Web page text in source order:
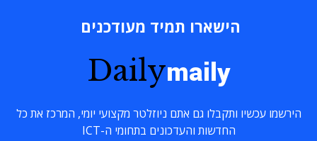
הישארו תמיד מעודכנים
Dailymaily
הירשמו עכשיו ותקבלו גם אתם ניוזלטר מקצועי יומי, המרכז את כל
החדשות והעדכונים בתחומי ה-ICT